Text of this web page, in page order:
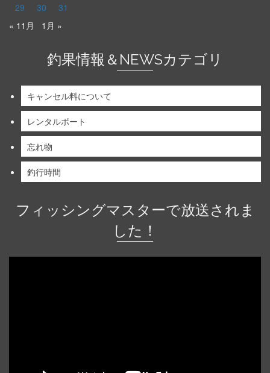
29
30
31
« 11月
1月 »
釣果情報＆NEWSカテゴリ
キャンセル料について
レンタルボート
忘れ物
釣行時間
フィッシングマスターで放送されま
した！